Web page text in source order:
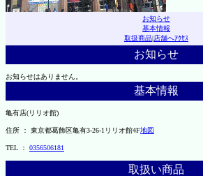
お知らせ
基本情報
取扱商品|店舗へｱｸｾｽ
お知らせ
お知らせはありません。
基本情報
亀有店(リリオ館)
住所 ： 東京都葛飾区亀有3-26-1リリオ館4F地図
TEL ： 0356506181
取扱い商品